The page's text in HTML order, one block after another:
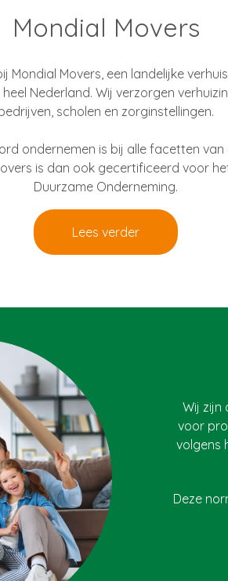
Mondial Movers
Mondial Movers, een landelijke
Nederland. Wij verzorgen
scholen en zorginstellingen.
ondernemen is bij alle facetten van
is dan ook gecertificeerd voor
Duurzame Onderneming.
Lees verder
Wij zijn
voor
volgens
Deze